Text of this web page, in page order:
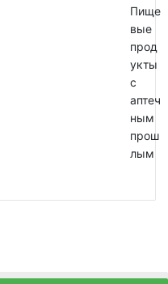
Пище
вые
прод
укты
с
аптеч
ным
прош
лым